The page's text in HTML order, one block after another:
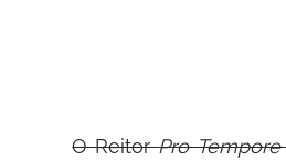
O ReitorPro